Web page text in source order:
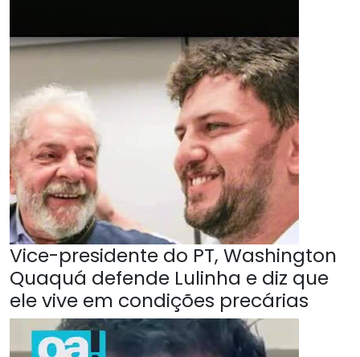
Vice-presidente do PT, Washington
Quaquá defende Lulinha e diz que
ele vive em condições precárias